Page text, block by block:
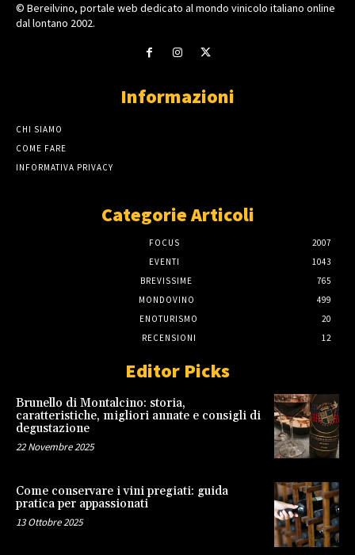
© Bereilvino, portale web dedicato al mondo vinicolo italiano online
dal lontano 2002.
Informazioni
CHI SIAMO
COME FARE
INFORMATIVA PRIVACY
Categorie Articoli
FOCUS
2007
EVENTI
1043
BREVISSIME
765
MONDOVINO
499
ENOTURISMO
20
RECENSIONI
12
Editor Picks
Brunello di Montalcino: storia,
caratteristiche, migliori annate e consigli di
degustazione
22 Novembre 2025
Come conservare i vini pregiati: guida
pratica per appassionati
13 Ottobre 2025